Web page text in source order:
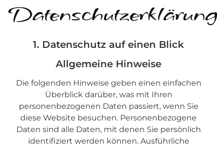
1. Datenschutz auf einen Blick
Allgemeine Hinweise
Die folgenden Hinweise geben einen einfachen
Überblick darüber, was mit Ihren
personenbezogenen Daten passiert, wenn Sie
diese Website besuchen. Personenbezogene
Daten sind alle Daten, mit denen Sie persönlich
identifiziert werden können. Ausführliche